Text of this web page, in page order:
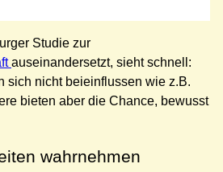
Studie zur
auseinandersetzt, sieht schnell:
sich nicht beieinflussen wie z.B.
bieten aber die Chance, bewusst
wahrnehmen